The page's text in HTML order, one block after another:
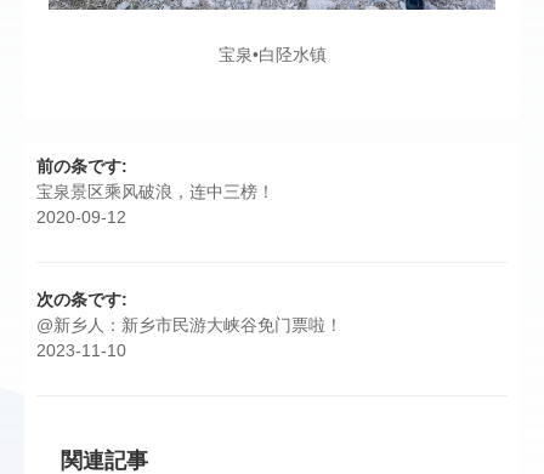
宝泉•白陉水镇
前の条です:
宝泉景区乘风破浪，连中三榜！
2020-09-12
次の条です:
@新乡人：新乡市民游大峡谷免门票啦！
2023-11-10
関連記事